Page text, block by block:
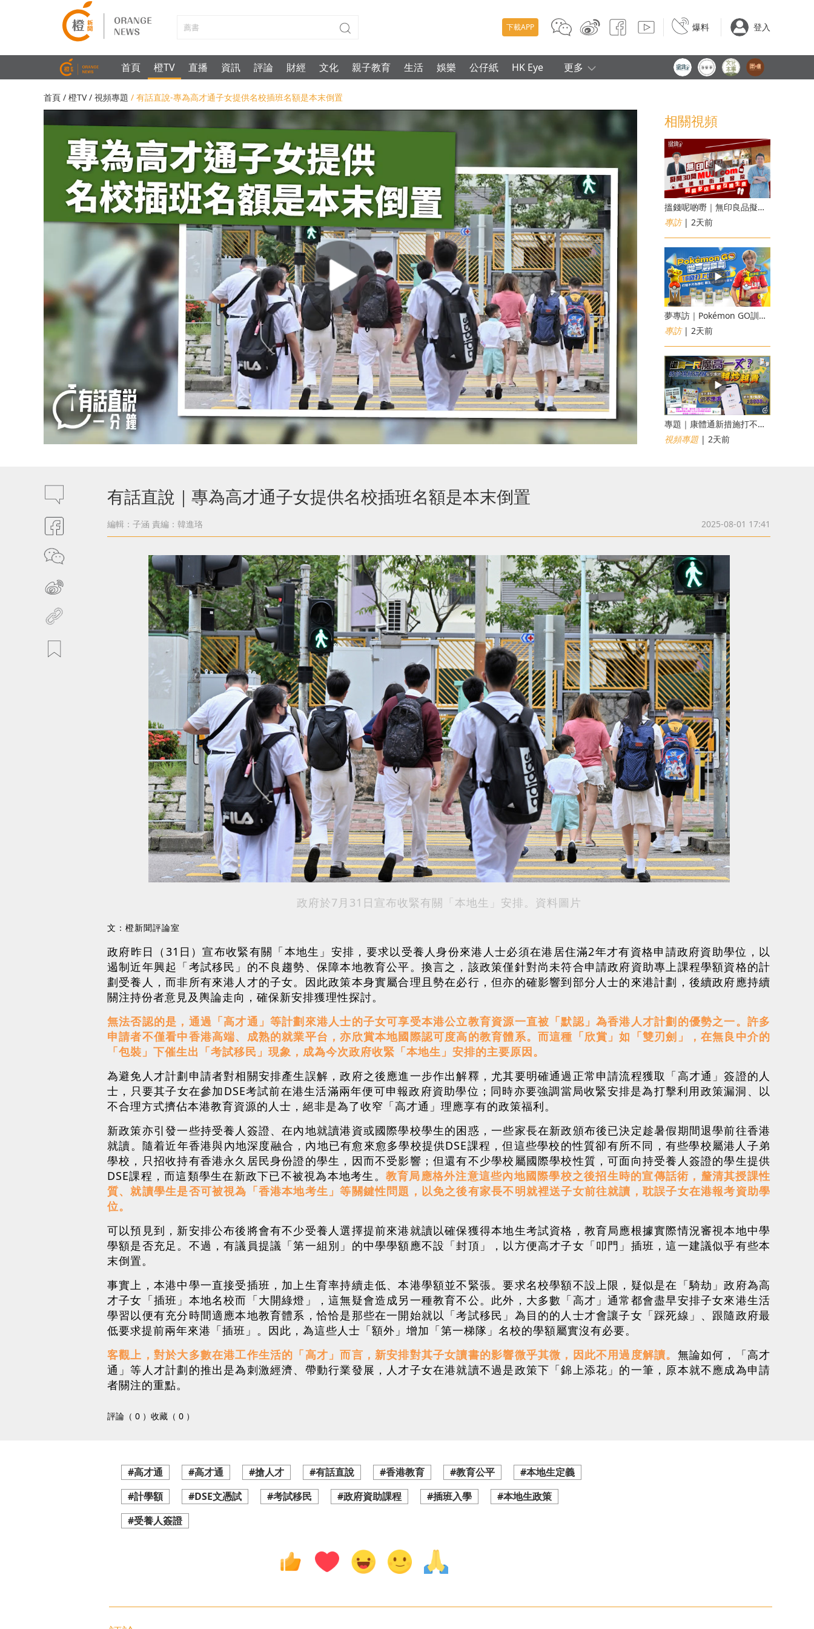
下載APP 爆料 登入
首頁 橙TV 直播 資訊 評論 財經 文化 親子教育 生活 娛樂 公仔紙 HK Eye 更多
首頁 / 橙TV/ 視頻專題 / 有話直說-專為高才通子女提供名校插班名額是本末倒置
相關視頻
搵錢呢啲嘢｜無印良品擬開30間「MUJI com」 或進駐街舖醫院 同區多店無憂互搶生意
專訪| 2天前
夢專訪｜Pokémon GO訓練員「蝦皮」16歲打上世界第一！戰友成最強後盾
專訪| 2天前
專題｜康體通新措施打不倒黃牛？室內運動場一場難求越炒越貴
視頻專題| 2天前
有話直說｜專為高才通子女提供名校插班名額是本末倒置
編輯：子涵 責編：韓進珞 2025-08-01 17:41
政府於7月31日宣布收緊有關「本地生」安排。資料圖片
文：橙新聞評論室
政府昨日（31日）宣布收緊有關「本地生」安排，要求以受養人身份來港人士必須在港居住滿2年才有資格申請政府資助學位，以
遏制近年興起「考試移民」的不良趨勢、保障本地教育公平。換言之，該政策僅針對尚未符合申請政府資助專上課程學額資格的計
劃受養人，而非所有來港人才的子女。因此政策本身實屬合理且勢在必行，但亦的確影響到部分人士的來港計劃，後續政府應持續
關注持份者意見及輿論走向，確保新安排獲理性探討。
無法否認的是，通過「高才通」等計劃來港人士的子女可享受本港公立教育資源一直被「默認」為香港人才計劃的優勢之一。許多
申請者不僅看中香港高端、成熟的就業平台，亦欣賞本地國際認可度高的教育體系。而這種「欣賞」如「雙刃劍」，在無良中介的
「包裝」下催生出「考試移民」現象，成為今次政府收緊「本地生」安排的主要原因。
為避免人才計劃申請者對相關安排產生誤解，政府之後應進一步作出解釋，尤其要明確通過正常申請流程獲取「高才通」簽證的人
士，只要其子女在參加DSE考試前在港生活滿兩年便可申報政府資助學位；同時亦要強調當局收緊安排是為打擊利用政策漏洞、以
不合理方式擠佔本港教育資源的人士，絕非是為了收窄「高才通」理應享有的政策福利。
新政策亦引發一些持受養人簽證、在內地就讀港資或國際學校學生的困惑，一些家長在新政頒布後已決定趁暑假期間退學前往香港
就讀。隨着近年香港與內地深度融合，內地已有愈來愈多學校提供DSE課程，但這些學校的性質卻有所不同，有些學校屬港人子弟
學校，只招收持有香港永久居民身份證的學生，因而不受影響；但還有不少學校屬國際學校性質，可面向持受養人簽證的學生提供
DSE課程，而這類學生在新政下已不被視為本地考生。 教育局應格外注意這些內地國際學校之後招生時的宣傳話術，釐清其授課性
質、就讀學生是否可被視為「香港本地考生」等關鍵性問題，以免之後有家長不明就裡送子女前往就讀，耽誤子女在港報考資助學
位。
可以預見到，新安排公布後將會有不少受養人選擇提前來港就讀以確保獲得本地生考試資格，教育局應根據實際情況審視本地中學
學額是否充足。不過，有議員提議「第一組別」的中學學額應不設「封頂」，以方便高才子女「叩門」插班，這一建議似乎有些本
末倒置。
事實上，本港中學一直接受插班，加上生育率持續走低、本港學額並不緊張。要求名校學額不設上限，疑似是在「騎劫」政府為高
才子女「插班」本地名校而「大開綠燈」，這無疑會造成另一種教育不公。此外，大多數「高才」通常都會盡早安排子女來港生活
學習以便有充分時間適應本地教育體系，恰恰是那些在一開始就以「考試移民」為目的的人士才會讓子女「踩死線」、跟隨政府最
低要求提前兩年來港「插班」。因此，為這些人士「額外」增加「第一梯隊」名校的學額屬實沒有必要。
客觀上，對於大多數在港工作生活的「高才」而言，新安排對其子女讀書的影響微乎其微，因此不用過度解讀。 無論如何，「高才
通」等人才計劃的推出是為刺激經濟、帶動行業發展，人才子女在港就讀不過是政策下「錦上添花」的一筆，原本就不應成為申請
者關注的重點。
評論（ 0 ） 收藏（ 0 ）
#高才通 #高才通 #搶人才 #有話直說 #香港教育 #教育公平
#本地生定義
#計學額
#DSE文憑試 #考試移民 #政府資助課程 #插班入學
#本地生政策
#受養人簽證